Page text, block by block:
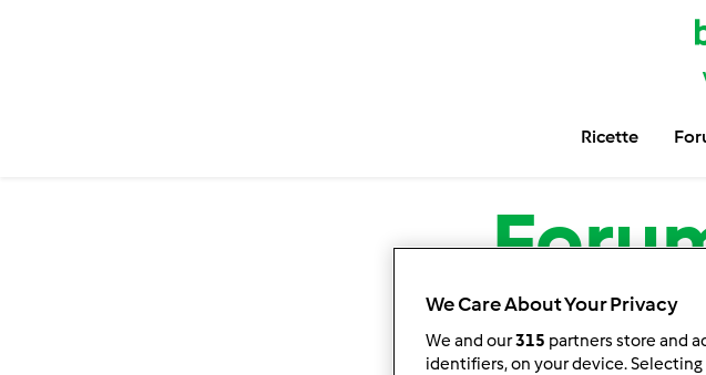
Ricette
We Care About Your Privacy
We and our315 partners store and
identifiers, on your device.